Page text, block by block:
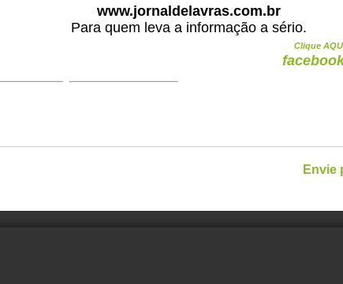
www.jornaldelavras.com.br
Para quem leva a informação a sério.
Clique
Envie